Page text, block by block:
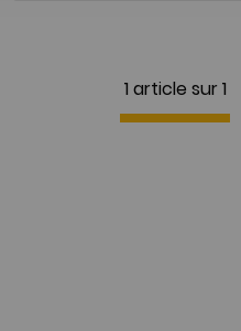
1 article sur 1